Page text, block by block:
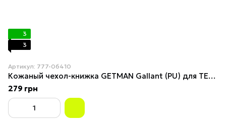
3
3
Артикул: 777-06410
Кожаный чехол-книжка GETMAN Gallant (PU) для TECNO Camon 19 Neo Black
279 грн